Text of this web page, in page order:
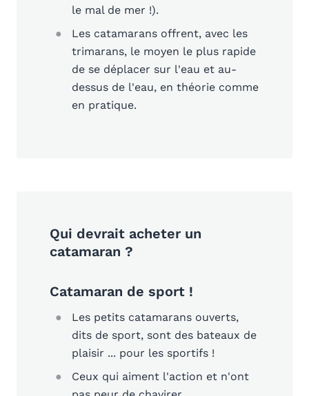
le mal de mer !).
Les catamarans offrent, avec les
trimarans, le moyen le plus rapide
de se déplacer sur l'eau et au-
dessus de l'eau, en théorie comme
en pratique.
Qui devrait acheter un
catamaran ?
Catamaran de sport !
Les petits catamarans ouverts,
dits de sport, sont des bateaux de
plaisir ... pour les sportifs !
Ceux qui aiment l'action et n'ont